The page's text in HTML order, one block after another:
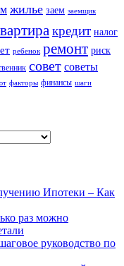
жилье заем заемщик
кредит налог
ребенок ремонт риск
совет советы
факторы финансы шаги
Ипотеки – Как
раз можно
руководство по